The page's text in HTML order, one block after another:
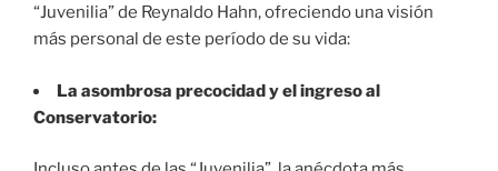
“Juvenilia” de Reynaldo Hahn, ofreciendo una visión
más personal de este período de su vida:
La asombrosa precocidad y el ingreso al
Conservatorio: